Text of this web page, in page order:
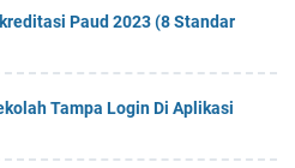
Paud 2023 (8 Standar
Tampa Login Di Aplikasi